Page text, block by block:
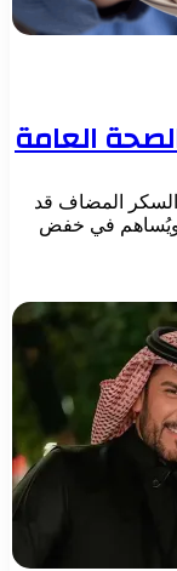
العامة
السكر المضاف قد
ويُساهم في خفض